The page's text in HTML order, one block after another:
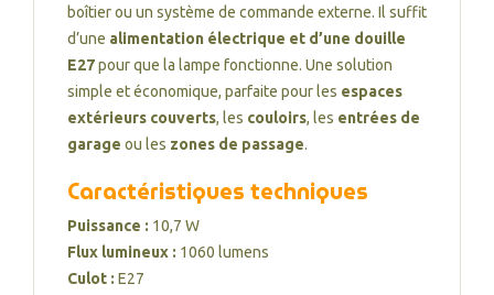
boîtier ou un système de commande externe. Il suffit
d’une alimentation électrique et d’une douille
E27pour que la lampe fonctionne. Une solution
simple et économique, parfaite pour les espaces
extérieurs couverts, les couloirs, les entrées de
garage ou les zones de passage.
Caractéristiques techniques
Puissance : 10,7 W
Flux lumineux : 1060 lumens
Culot : E27